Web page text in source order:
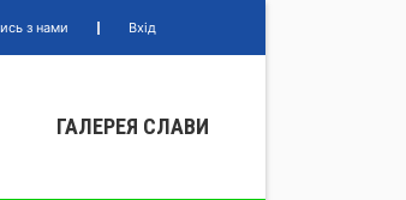
з нами Вхід
ГАЛЕРЕЯ СЛАВИ